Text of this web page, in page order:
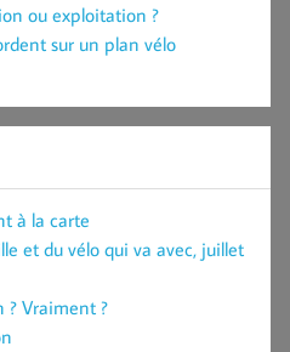
ou exploitation ?
sur un plan vélo
à la carte
et du vélo qui va avec, juillet
? Vraiment ?